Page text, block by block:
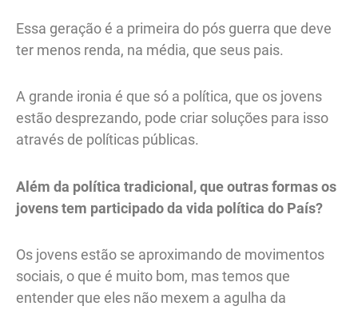
Essa geração é a primeira do pós guerra que deve
ter menos renda, na média, que seus pais.
A grande ironia é que só a política, que os jovens
estão desprezando, pode criar soluções para isso
através de políticas públicas.
Além da política tradicional, que outras formas os
jovens tem participado da vida política do País?
Os jovens estão se aproximando de movimentos
sociais, o que é muito bom, mas temos que
entender que eles não mexem a agulha da